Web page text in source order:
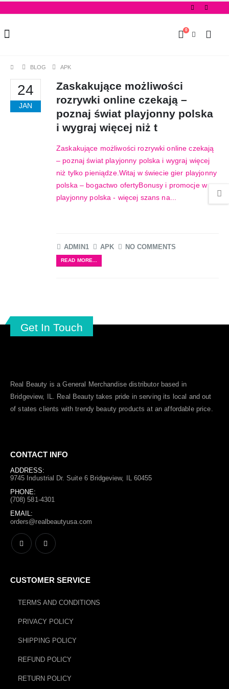
0
BLOG APK
24
JAN
Zaskakujące możliwości
rozrywki online czekają –
poznaj świat playjonny polska
i wygraj więcej niż t
Zaskakujące możliwości rozrywki online czekają
– poznaj świat playjonny polska i wygraj więcej
niż tylko pieniądze. Witaj w świecie gier playjonny
polska – bogactwo ofertyBonusy i promocje w
playjonny polska - więcej szans na...
ADMIN1 APK NO COMMENTS
READ MORE...
Get In Touch
Real Beauty is a General Merchandise distributor based in
Bridgeview, IL.
Real Beautytakes pride in serving its local and out
of states clients with trendy beauty products at an affordable price.
CONTACT INFO
ADDRESS:
9745 Industrial Dr. Suite 6 Bridgeview, IL 60455
PHONE:
(708) 581-4301
EMAIL:
orders@realbeautyusa.com
CUSTOMER SERVICE
TERMS AND CONDITIONS
PRIVACY POLICY
SHIPPING POLICY
REFUND POLICY
RETURN POLICY